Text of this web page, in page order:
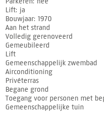
Lift ja
Bouwjaar 1970
Aan het strand
Volledig gerenoveerd
Gemeubileerd
Lift
Gemeenschappelijk zwembad
Airconditioning
Privéterras
Begane grond
Toegang voor personen met
Gemeenschappelijke tuin